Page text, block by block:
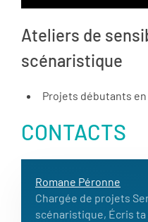
Ateliers de
scénaristique
Projets débutants
CONTACTS
Romane Péronne
Chargée de projets
scénaristique, Écris